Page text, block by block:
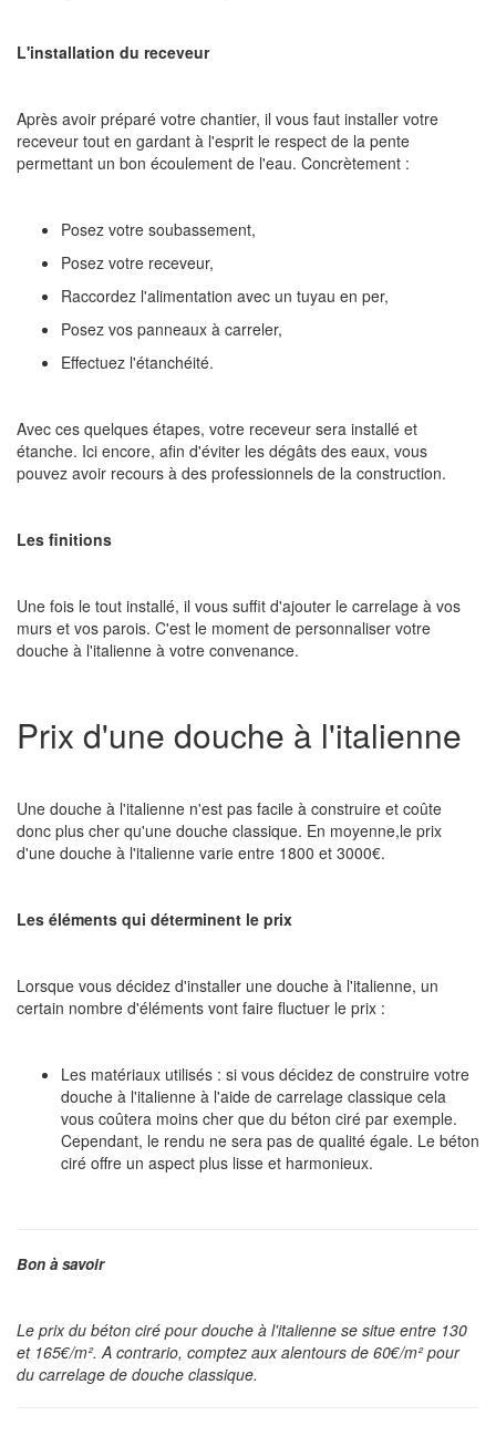
L'installation du receveur
Après avoir préparé votre chantier, il vous faut installer votre
receveur tout en gardant à l'esprit le respect de la pente
permettant un bon écoulement de l'eau. Concrètement :
Posez votre soubassement,
Posez votre receveur,
Raccordez l'alimentation avec un tuyau en per,
Posez vos panneaux à carreler,
Effectuez l'étanchéité.
Avec ces quelques étapes, votre receveur sera installé et
étanche. Ici encore, afin d'éviter les dégâts des eaux, vous
pouvez avoir recours à des professionnels de la construction.
Les finitions
Une fois le tout installé, il vous suffit d'ajouter le carrelage à vos
murs et vos parois. C'est le moment de personnaliser votre
douche à l'italienne à votre convenance.
Prix d'une douche à l'italienne
Une douche à l'italienne n'est pas facile à construire et coûte
donc plus cher qu'une douche classique. En moyenne,le prix
d'une douche à l'italienne varie entre 1800 et 3000€.
Les éléments qui déterminent le prix
Lorsque vous décidez d'installer une douche à l'italienne, un
certain nombre d'éléments vont faire fluctuer le prix :
Les matériaux utilisés : si vous décidez de construire votre
douche à l'italienne à l'aide de carrelage classique cela
vous coûtera moins cher que du béton ciré par exemple.
Cependant, le rendu ne sera pas de qualité égale. Le béton
ciré offre un aspect plus lisse et harmonieux.
Bon à savoir
Le prix du béton ciré pour douche à l'italienne se situe entre 130
et 165€/m². A contrario, comptez aux alentours de 60€/m² pour
du carrelage de douche classique.